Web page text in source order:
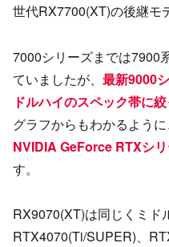
世代RX7700(XT)の後継モ
7000シリーズまでは7900
ていましたが、 最新9000
ドルハイのスペック帯に
グラフからもわかるよう
NVIDIA GeForce RTXシ
す。
RX9070(XT)は同じくミド
RTX4070(Ti/SUPER)、